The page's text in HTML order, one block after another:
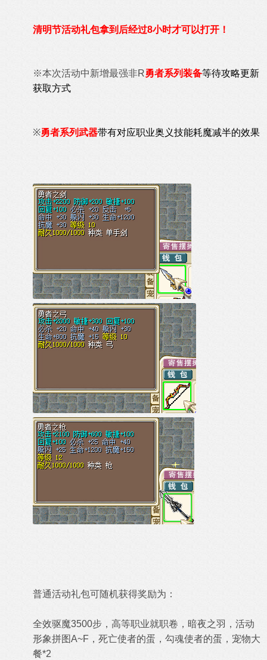
清明节活动礼包拿到后经过8小时才可以打开！
※本次活动中新增最强非R勇者系列装备等待攻略更新
获取方式
※勇者系列武器带有对应职业奥义技能耗魔减半的效果
普通活动礼包可随机获得奖励为：
全效驱魔3500步， 高等职业就职卷， 暗夜之羽，活动
形象拼图A~F， 死亡使者的蛋， 勾魂使者的蛋，宠物大
餐*2